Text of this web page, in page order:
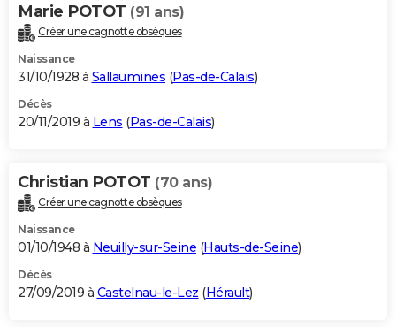
Marie POTOT (91 ans)
Créer une cagnotte obsèques
Naissance
31/10/1928 à Sallaumines (Pas-de-Calais)
Décès
20/11/2019 à Lens (Pas-de-Calais)
Christian POTOT (70 ans)
Créer une cagnotte obsèques
Naissance
01/10/1948 à Neuilly-sur-Seine (Hauts-de-Seine)
Décès
27/09/2019 à Castelnau-le-Lez (Hérault)